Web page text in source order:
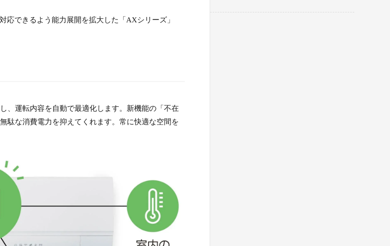
応できるよう能力展開を拡大した「AXシリーズ」
、運転内容を自動で最適化します。新機能の「不在
駄な消費電力を抑えてくれます。常に快適な空間を